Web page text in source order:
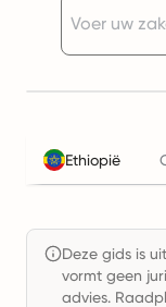
Ethiopië
Deze gids is
vormt geen
advies.